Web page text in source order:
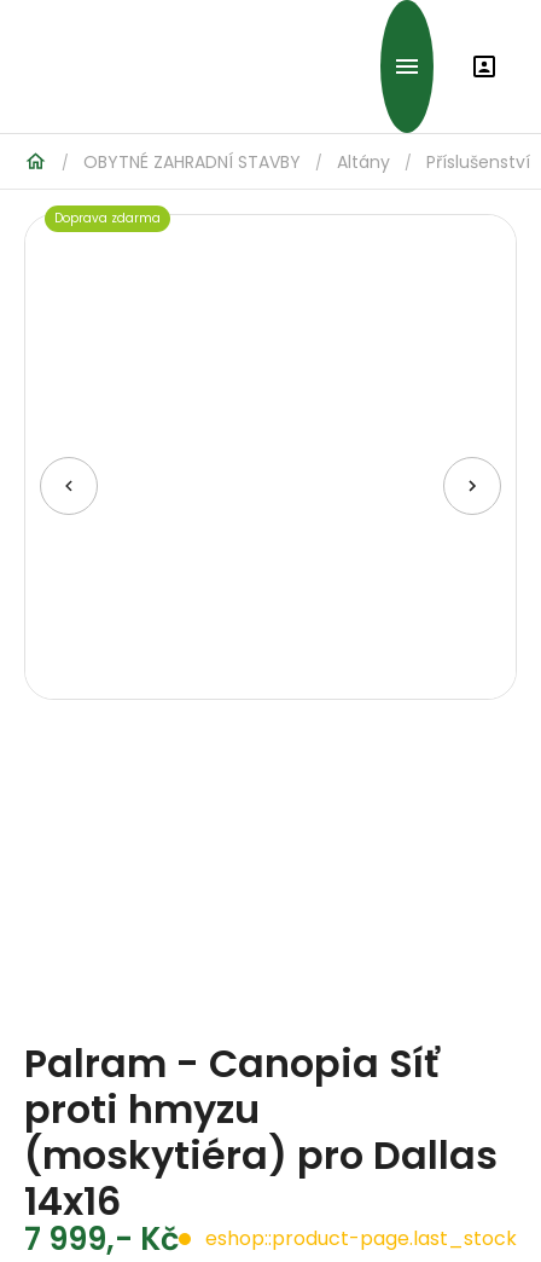
/ OBYTNÉ ZAHRADNÍ STAVBY / Altány / Příslušenství
Doprava zdarma
Palram - Canopia Síť
proti hmyzu
(moskytiéra) pro Dallas
14x16
7 999,- Kč eshop::product-page.last_stock